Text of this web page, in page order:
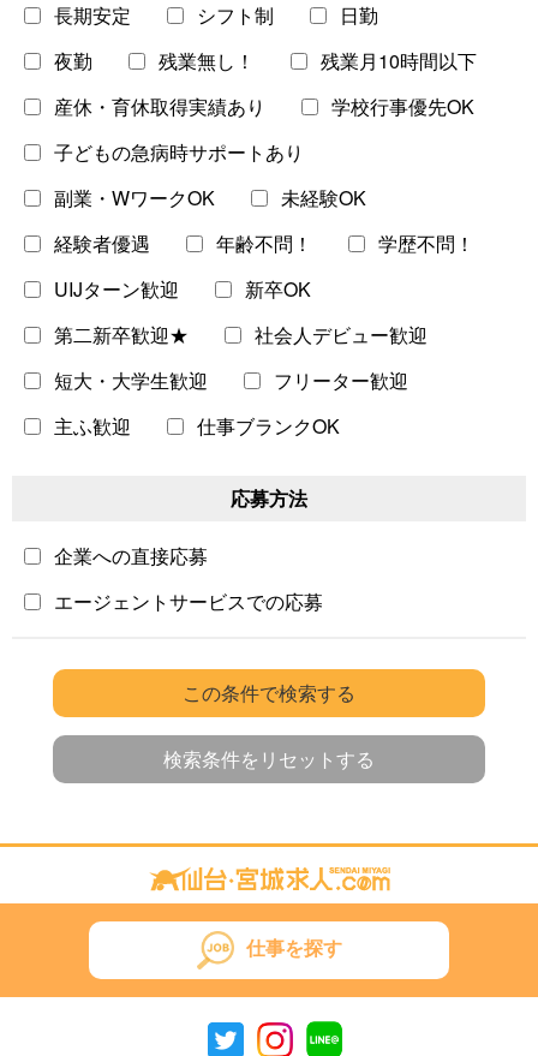
IT・Web・ゲームエンジニア
エンジニアリング・設計開発
建設・土木・施工
整備・修理
倉庫・物流・生産管理
研究
倉庫・物流・生産管理
経営・事業企画・人事
金融・財務・会計
法務・法律
長期安定
シフト制
日勤
夜勤
残業無し！
残業月10時間以下
産休・育休取得実績あり
学校行事優先OK
子どもの急病時サポートあり
副業・WワークOK
未経験OK
経験者優遇
年齢不問！
学歴不問！
UIJターン歓迎
新卒OK
第二新卒歓迎★
社会人デビュー歓迎
短大・大学生歓迎
フリーター歓迎
主ふ歓迎
仕事ブランクOK
応募方法
企業への直接応募
エージェントサービスでの応募
この条件で検索する
検索条件をリセットする
仕事を探す